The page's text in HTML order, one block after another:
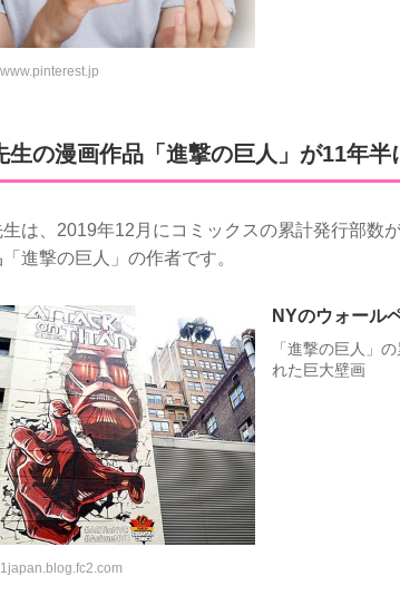
生の漫画作品「進撃の巨人」が11年半
は、2019年12月にコミックスの累計発行部数
進撃の巨人」の作者です。
NYのウォール
「進撃の巨人」
れた巨大壁画